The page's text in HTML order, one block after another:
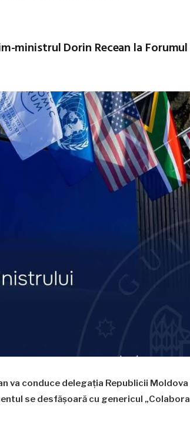
ministrul Dorin Recean la
va conduce delegația Republicii Moldova
se desfășoară cu genericul